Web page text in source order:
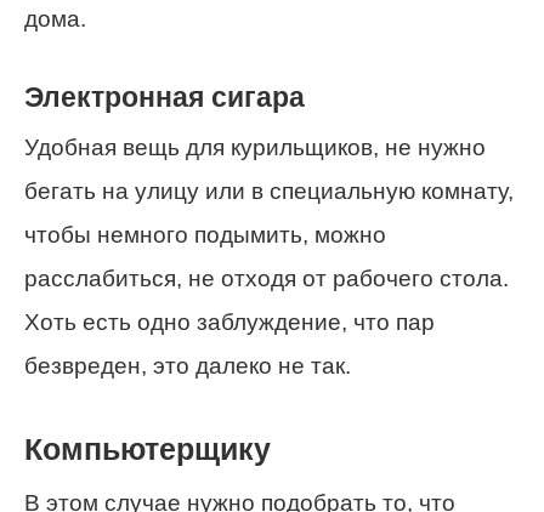
дома.
Электронная сигара
Удобная вещь для курильщиков, не нужно
бегать на улицу или в специальную комнату,
чтобы немного подымить, можно
расслабиться, не отходя от рабочего стола.
Хоть есть одно заблуждение, что пар
безвреден, это далеко не так.
Компьютерщику
В этом случае нужно подобрать то, что